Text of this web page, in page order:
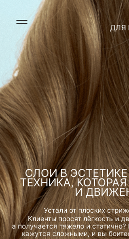
Устали от плоских стрижек
Эта техника решит проблему
Клиенты просят лёгкость и
а получается тяжело и статично?
кажутся сложными, и вы боитесь
ДЛЯ
СЛОИ В ЭСТЕТИКЕ
ТЕХНИКА, КОТОРАЯ
И ДВИЖЕНИЕ